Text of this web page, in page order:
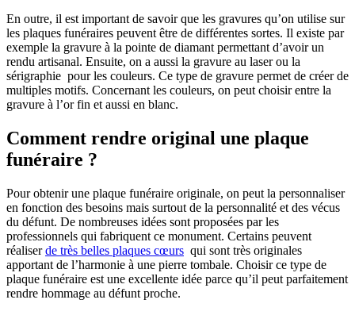
En outre, il est important de savoir que les gravures qu’on utilise sur
les plaques funéraires peuvent être de différentes sortes. Il existe par
exemple la gravure à la pointe de diamant permettant d’avoir un
rendu artisanal. Ensuite, on a aussi la gravure au laser ou la
sérigraphie pour les couleurs. Ce type de gravure permet de créer de
multiples motifs. Concernant les couleurs, on peut choisir entre la
gravure à l’or fin et aussi en blanc.
Comment rendre original une plaque
funéraire ?
Pour obtenir une plaque funéraire originale, on peut la personnaliser
en fonction des besoins mais surtout de la personnalité et des vécus
du défunt. De nombreuses idées sont proposées par les
professionnels qui fabriquent ce monument. Certains peuvent
réaliserde très belles plaques cœurs qui sont très originales
apportant de l’harmonie à une pierre tombale. Choisir ce type de
plaque funéraire est une excellente idée parce qu’il peut parfaitement
rendre hommage au défunt proche.